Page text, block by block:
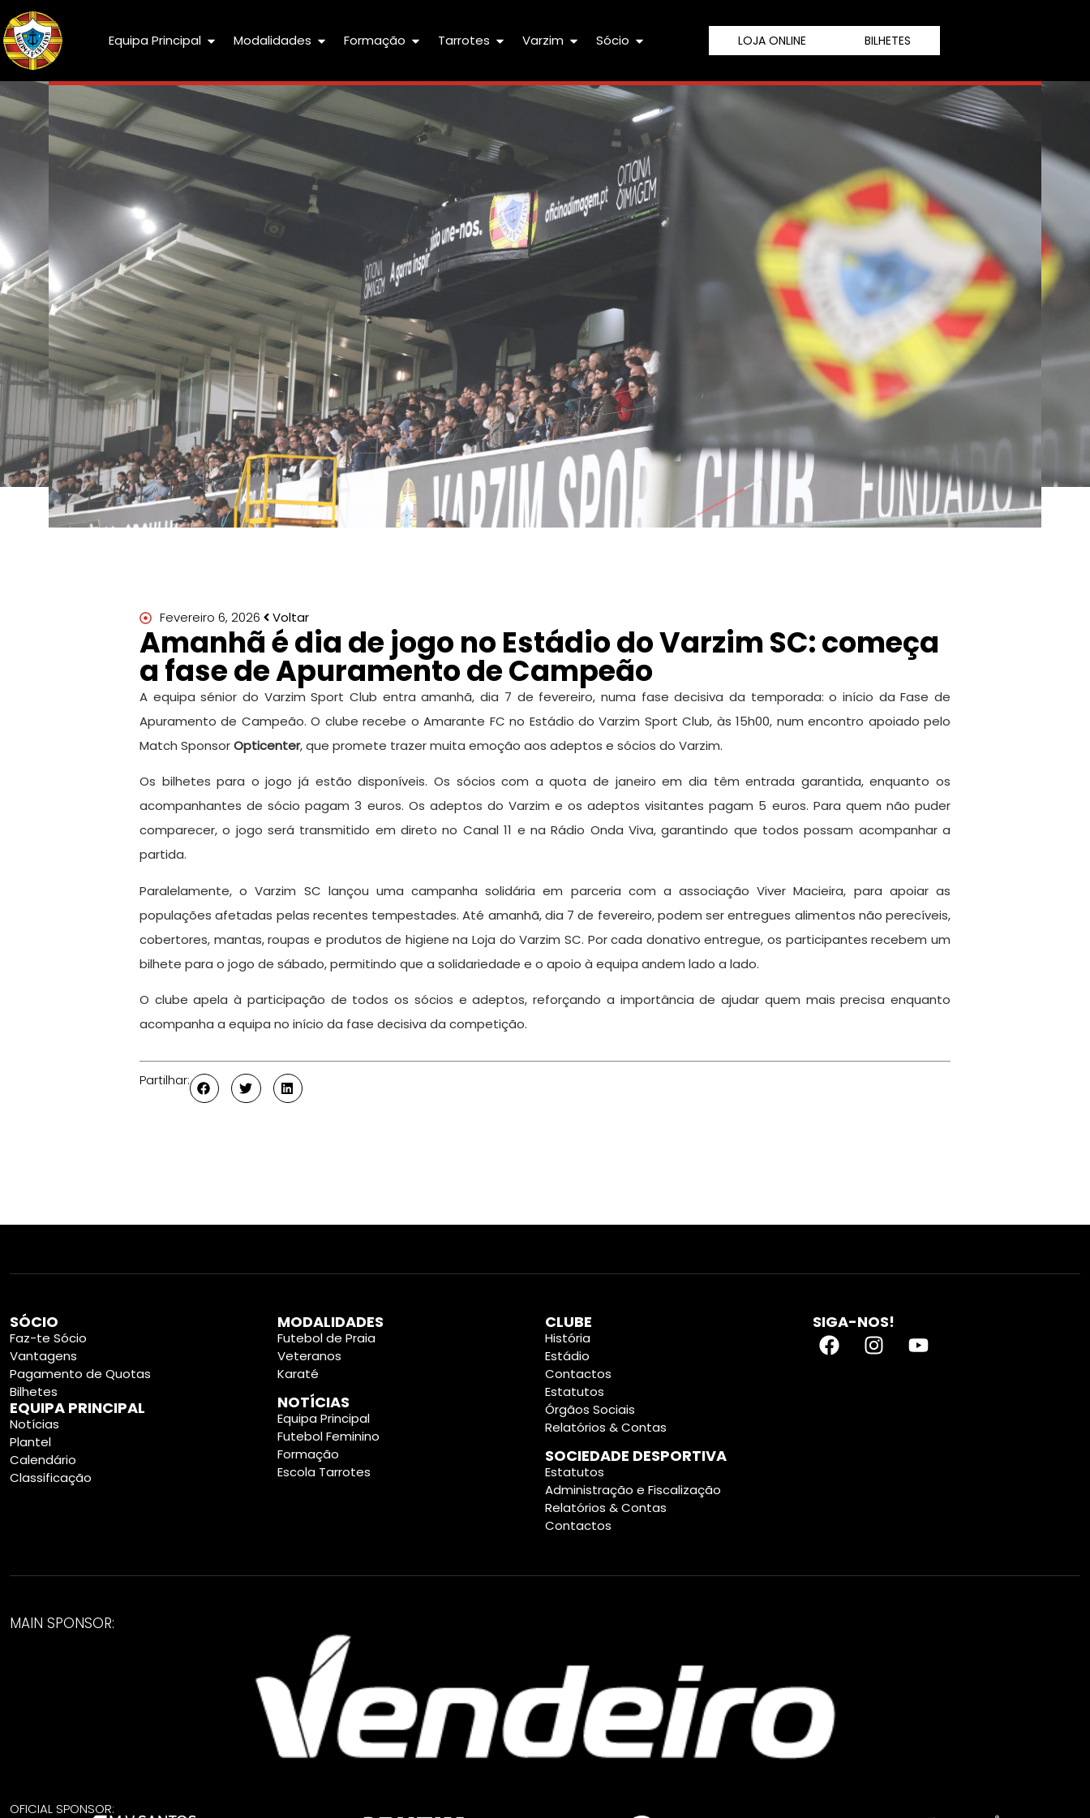
Equipa Principal Modalidades Formação Tarrotes Varzim Sócio LOJA ONLINE BILHETES
Fevereiro 6, 2026 Voltar
Amanhã é dia de jogo no Estádio do Varzim SC: começa
a fase de Apuramento de Campeão
A equipa sénior do Varzim Sport Club entra amanhã, dia 7 de fevereiro, numa fase decisiva da temporada: o início da Fase de
Apuramento de Campeão. O clube recebe o Amarante FC no Estádio do Varzim Sport Club, às 15h00, num encontro apoiado pelo
Match SponsorOpticenter, que promete trazer muita emoção aos adeptos e sócios do Varzim.
Os bilhetes para o jogo já estão disponíveis. Os sócios com a quota de janeiro em dia têm entrada garantida, enquanto os
acompanhantes de sócio pagam 3 euros. Os adeptos do Varzim e os adeptos visitantes pagam 5 euros. Para quem não puder
comparecer, o jogo será transmitido em direto no Canal 11 e na Rádio Onda Viva, garantindo que todos possam acompanhar a
partida.
Paralelamente, o Varzim SC lançou uma campanha solidária em parceria com a associação Viver Macieira, para apoiar as
populações afetadas pelas recentes tempestades. Até amanhã, dia 7 de fevereiro, podem ser entregues alimentos não perecíveis,
cobertores, mantas, roupas e produtos de higiene na Loja do Varzim SC. Por cada donativo entregue, os participantes recebem um
bilhete para o jogo de sábado, permitindo que a solidariedade e o apoio à equipa andem lado a lado.
O clube apela à participação de todos os sócios e adeptos, reforçando a importância de ajudar quem mais precisa enquanto
acompanha a equipa no início da fase decisiva da competição.
Partilhar:
SÓCIO
Faz-te Sócio
Vantagens
Pagamento de Quotas
Bilhetes
EQUIPA PRINCIPAL
Notícias
Plantel
Calendário
Classificação
MODALIDADES
Futebol de Praia
Veteranos
Karaté
NOTÍCIAS
Equipa Principal
Futebol Feminino
Formação
Escola Tarrotes
CLUBE
História
Estádio
Contactos
Estatutos
Órgãos Sociais
Relatórios & Contas
SOCIEDADE DESPORTIVA
Estatutos
Administração e Fiscalização
Relatórios & Contas
Contactos
SIGA-NOS!
MAIN SPONSOR:
OFICIAL SPONSOR: